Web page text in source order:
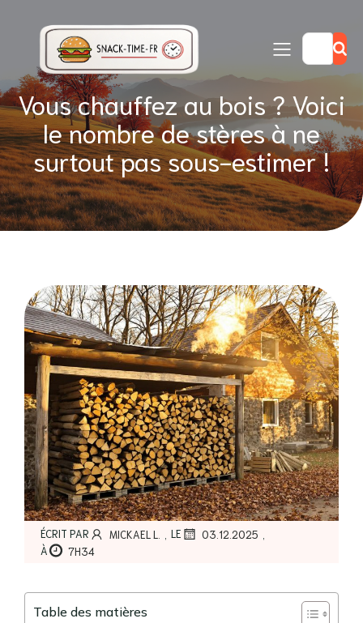
Vous chauffez au bois ? Voici
le nombre de stères à ne
surtout pas sous-estimer !
ÉCRIT PAR MICKAEL L. , LE 03.12.2025 ,
À 7H34
Table des matières